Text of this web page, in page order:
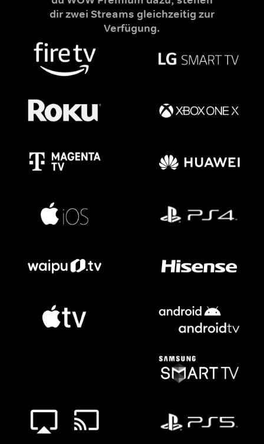
dir zwei Streams gleichzeitig zur
Verfügung.